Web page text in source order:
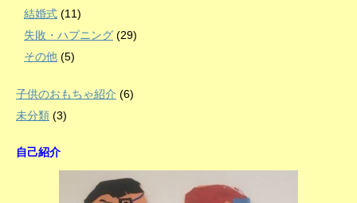
結婚式 (11)
失敗・ハプニング (29)
その他 (5)
子供のおもちゃ紹介 (6)
未分類 (3)
自己紹介